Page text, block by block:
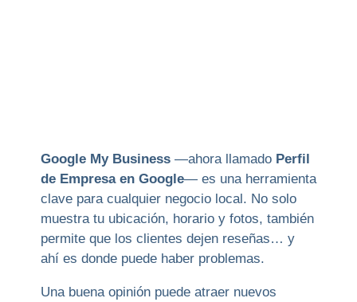
Google My Business —ahora llamado Perfil
de Empresa en Google— es una herramienta
clave para cualquier negocio local. No solo
muestra tu ubicación, horario y fotos, también
permite que los clientes dejen reseñas… y
ahí es donde puede haber problemas.
Una buena opinión puede atraer nuevos